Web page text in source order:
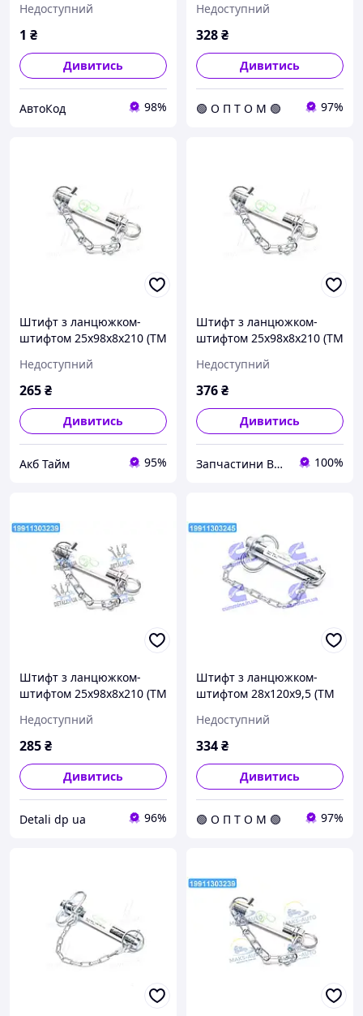
2шт, ціна за 1шт)
138706140
Недоступний
1 ₴
Дивитись
АвтоКод 98%
за 1шт) 138706128
Недоступний
328₴
Дивитись
🟢 О П Т О М 🟢 97%
Штифт з ланцюжком-
штифтом 25x98x8x210 (ТМ
за 1шт) 138706125 UA58
Недоступний
265₴
Дивитись
Акб Тайм 95%
Штифт з ланцюжком-
штифтом 25x98x8x210 (ТМ
за 1шт) 138706125 UA51
Недоступний
376₴
Дивитись
Запчастини ВСІМ 100%
Штифт з ланцюжком-
штифтом 25x98x8x210 (ТМ
за 1шт) 138706125 UA1
Недоступний
285₴
Дивитись
Detali dp ua 96%
Штифт з ланцюжком-
штифтом 28x120x9,5 (ТМ
за 1шт) 138706131
Недоступний
334₴
Дивитись
🟢 О П Т О М 🟢 97%